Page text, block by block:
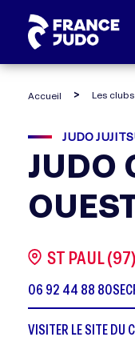
Accueil Les clubs
JUDO
JUDO
ST PAUL (97)
06 92 44 88 80
VISITER LE SITE DU